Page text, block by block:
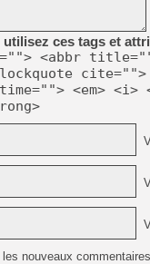
utilisez ces tags et
<abbr
<em>
nouveaux